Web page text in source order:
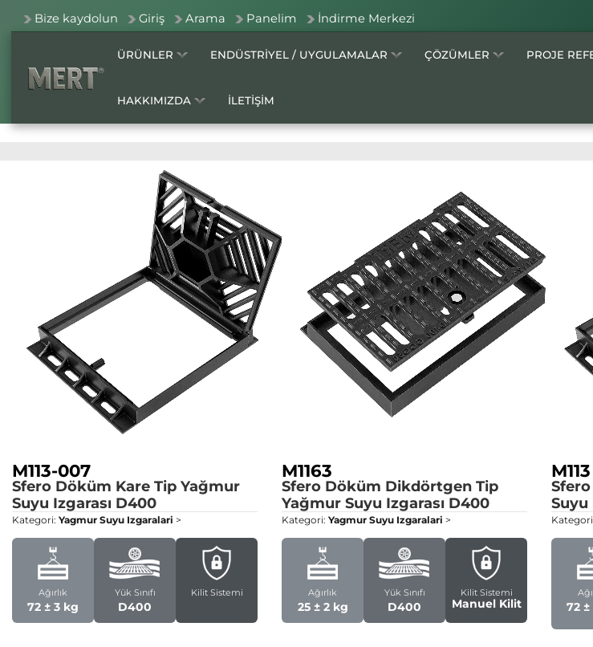
Bize kaydolun Giriş Arama Panelim İndirme Merkezi
ÜRÜNLER ENDÜSTRİYEL / UYGULAMALAR ÇÖZÜMLER PROJE
HAKKIMIZDA İLETİŞİM
M113-007
Sfero Döküm Kare Tip Yağmur
Suyu Izgarası D400
Kategori: Yagmur Suyu Izgaralari >
Ağırlık
72 ± 3 kg
Yük Sınıfı
D400
Kilit Sistemi
M1163
Sfero Döküm Dikdörtgen Tip
Yağmur Suyu Izgarası D400
Kategori: Yagmur Suyu Izgaralari >
Ağırlık
25 ± 2 kg
Yük Sınıfı
D400
Kilit Sistemi
Manuel Kilit
M113
Suyu
72